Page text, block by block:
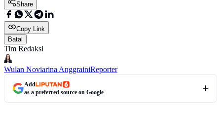
Share
Copy Link
Batal
Tim Redaksi
Wulan Noviarina AnggrainiReporter
Add
as a preferred source on Google